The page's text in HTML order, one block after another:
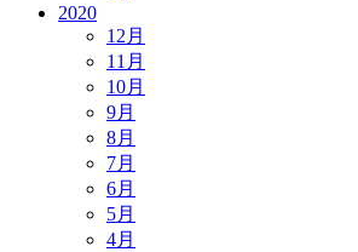
2020
12月
11月
10月
9月
8月
7月
6月
5月
4月